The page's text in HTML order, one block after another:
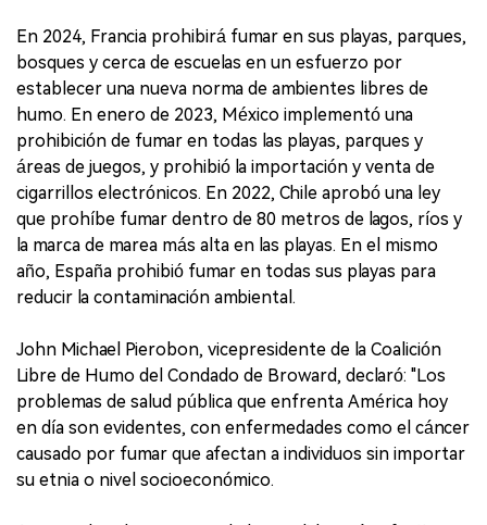
En 2024, Francia prohibirá fumar en sus playas, parques,
bosques y cerca de escuelas en un esfuerzo por
establecer una nueva norma de ambientes libres de
humo. En enero de 2023, México implementó una
prohibición de fumar en todas las playas, parques y
áreas de juegos, y prohibió la importación y venta de
cigarrillos electrónicos. En 2022, Chile aprobó una ley
que prohíbe fumar dentro de 80 metros de lagos, ríos y
la marca de marea más alta en las playas. En el mismo
año, España prohibió fumar en todas sus playas para
reducir la contaminación ambiental.
John Michael Pierobon, vicepresidente de la Coalición
Libre de Humo del Condado de Broward, declaró: "Los
problemas de salud pública que enfrenta América hoy
en día son evidentes, con enfermedades como el cáncer
causado por fumar que afectan a individuos sin importar
su etnia o nivel socioeconómico.